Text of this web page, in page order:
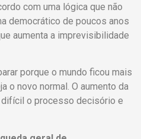
com uma lógica que não
democrático de poucos anos
aumenta a imprevisibilidade
porque o mundo ficou mais
o novo normal. O aumento da
o processo decisório e